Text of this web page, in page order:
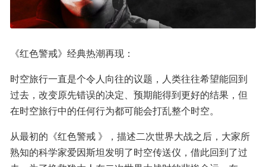
《红色警戒》经典热潮再现：
时空旅行一直是个令人向往的议题，人类往往希望能回到
过去，改变原先错误的决定、预期能得到更好的结果，但
在时空旅行中的任何行为都可能会打乱整个时空。
从最初的《红色警戒 》，描述二次世界大战之后，大家所
熟知的科学家爱因斯坦发明了时空传送仪，借此回到了过